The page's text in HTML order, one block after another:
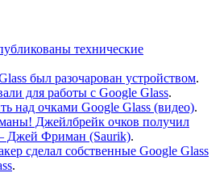
технические
был разочарован устройством.
для работы c Google Glass.
над очками Google Glass (видео).
Джейлбрейк очков получил
Джей Фриман (Saurik).
сделал собственные Google Glass
.